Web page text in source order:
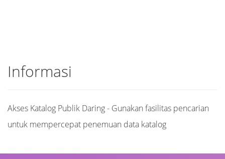
Informasi
Akses Katalog Publik Daring - Gunakan fasilitas pencarian
untuk mempercepat penemuan data katalog